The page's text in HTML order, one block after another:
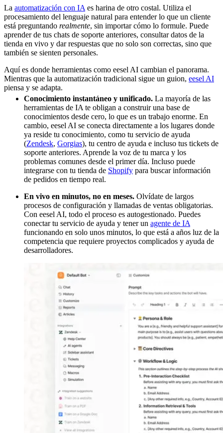
La automatización con IA es harina de otro costal. Utiliza el
procesamiento del lenguaje natural para entender lo que un cliente
está preguntando realmente, sin importar cómo lo formule. Puede
aprender de tus chats de soporte anteriores, consultar datos de la
tienda en vivo y dar respuestas que no solo son correctas, sino que
también se sienten personales.
Aquí es donde herramientas como eesel AI cambian el panorama.
Mientras que la automatización tradicional sigue un guion, eesel AI
piensa y se adapta.
Conocimiento instantáneo y unificado. La mayoría de las
herramientas de IA te obligan a construir una base de
conocimientos desde cero, lo que es un trabajo enorme. En
cambio, eesel AI se conecta directamente a los lugares donde
ya reside tu conocimiento, como tu servicio de ayuda
(Zendesk, Gorgias), tu centro de ayuda e incluso tus tickets de
soporte anteriores. Aprende la voz de tu marca y los
problemas comunes desde el primer día. Incluso puede
integrarse con tu tienda de Shopify para buscar información
de pedidos en tiempo real.
En vivo en minutos, no en meses. Olvídate de largos
procesos de configuración y llamadas de ventas obligatorias.
Con eesel AI, todo el proceso es autogestionado. Puedes
conectar tu servicio de ayuda y tener un agente de IA
funcionando en solo unos minutos, lo que está a años luz de la
competencia que requiere proyectos complicados y ayuda de
desarrolladores.